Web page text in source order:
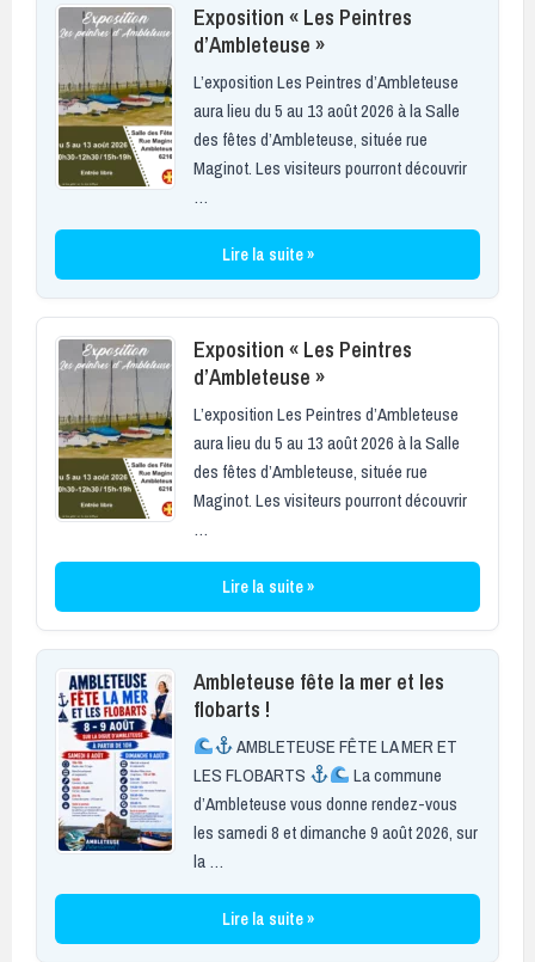
Exposition « Les Peintres
d’Ambleteuse »
L’exposition Les Peintres d’Ambleteuse
aura lieu du 5 au 13 août 2026 à la Salle
des fêtes d’Ambleteuse, située rue
Maginot. Les visiteurs pourront découvrir
…
Lire la suite »
Exposition « Les Peintres
d’Ambleteuse »
L’exposition Les Peintres d’Ambleteuse
aura lieu du 5 au 13 août 2026 à la Salle
des fêtes d’Ambleteuse, située rue
Maginot. Les visiteurs pourront découvrir
…
Lire la suite »
Ambleteuse fête la mer et les
flobarts !
AMBLETEUSE FÊTE LA MER ET
LES FLOBARTS
La commune
d’Ambleteuse vous donne rendez-vous
les samedi 8 et dimanche 9 août 2026, sur
la …
Lire la suite »